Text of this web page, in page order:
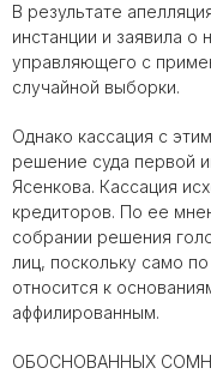
В результате
инстанции и заявила
управляющего с
случайной выборки.
Однако кассация с
решение суда первой
Ясенкова. Кассация
кредиторов. По ее
собрании решения
лиц, поскольку само
относится к
аффилированным.
ОБОСНОВАННЫХ